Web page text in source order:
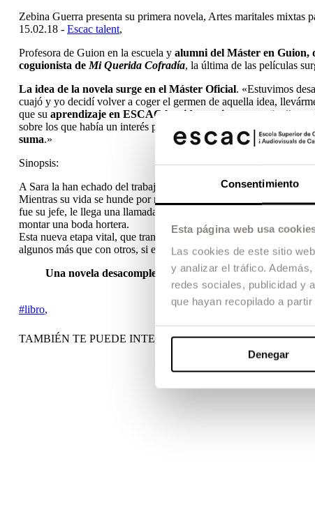
Consentimiento
Esta página web usa
Las cookies de este sitio
y analizar el tráfico.
redes sociales, publicidad y
que hayan recopilado a
Denegar
Zebina Guerra presenta su primera novela, Artes maritales mixtas
15.02.18 - Escac talent,
Profesora de Guion en la escuela y alumni del Máster en Guion,
coguionista de Mi Querida Cofradía, la última de las películas
La idea de la novela surge en el Máster Oficial. «Estuvimos
cuajó y yo decidí volver a coger el germen de aquella idea,
que su aprendizaje en ESCAC ha sido continuo
: «me iba
sobre los que había un interés por parte de la industria, sino
suma.»
Sinopsis:
A Sara la han echado del trabajo. Era organizadora de bodas en
Mientras su vida se hunde por momentos, enfrentada a una
fue su jefe, le llega una llamada que lo cambiará todo. Sara debe
montar una boda hortera.
Esta nueva etapa vital, que transcurre entre viñedos y verbenas,
algunos más que con otros, si es que logra deshacerse de su «yo»
Una novela desacomplejada y divertidísima, con
#libro,
TAMBIÉN TE PUEDE INTERESAR